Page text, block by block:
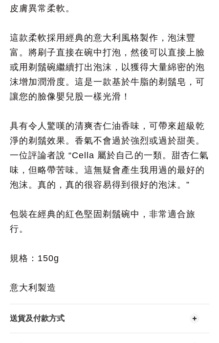
皮膚異常柔軟。
這款柔軟採用經典的意大利風格製作，泡沫豐
富。將刷子直接在碗中打泡，然後可以直接上臉
或用剃鬚碗繼續打出泡沫，以獲得大量綿密的泡
沫增加潤滑度。這是一款基於牛脂的剃鬚皂，可
讓您的臉像嬰兒股一樣光滑！
具有令人驚嘆的清爽杏仁油香味，可帶來超級乾
淨的剃鬚效果。香氣不會過於強烈或過於甜美。
一位評論者說 “Cella 屬於自己的一類。甜杏仁氣
味，但略帶苦味。這無疑會產生我用過的最好的
泡沫。真的，真的很容易得到很好的泡沫。”
包裝在經典的紅色堅固 剃鬚碗中，非常適合旅
行。
規格：150g
意大利製造
送貨及付款方式